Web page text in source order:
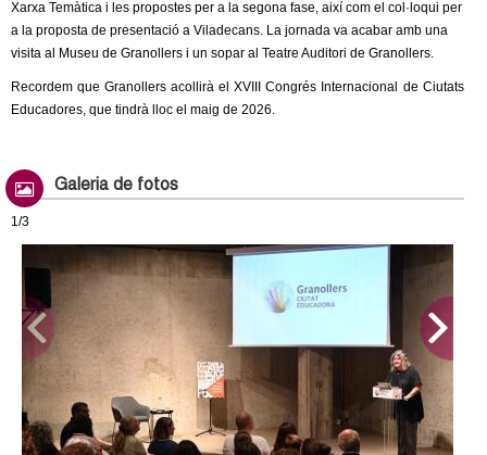
Xarxa Temàtica i les propostes per a la segona fase, així com el col·loqui per
a la proposta de presentació a Viladecans. La jornada va acabar amb una
visita al Museu de Granollers i un sopar al Teatre Auditori de Granollers.
Recordem que Granollers acollirà el XVIII Congrés Internacional de Ciutats
Educadores, que tindrà lloc el maig de 2026.
Galeria de fotos
1/3